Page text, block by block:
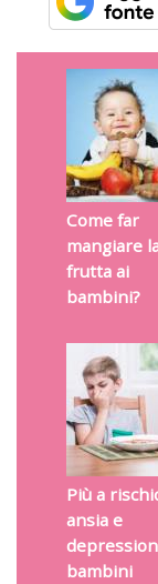
Come far
mangiare
frutta ai
bambini?
Più a
ansia e
bambini